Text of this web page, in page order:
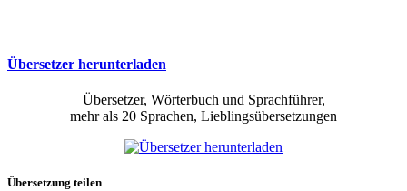
Übersetzer herunterladen
Übersetzer, Wörterbuch und Sprachführer,
mehr als 20 Sprachen, Lieblingsübersetzungen
Übersetzung teilen